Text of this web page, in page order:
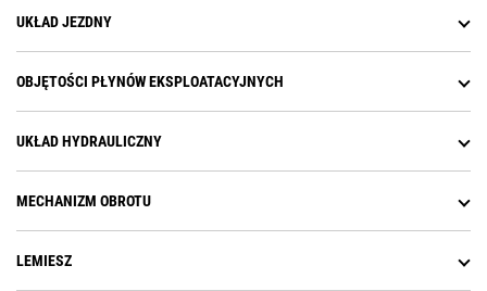
UKŁAD JEZDNY
OBJĘTOŚCI PŁYNÓW EKSPLOATACYJNYCH
UKŁAD HYDRAULICZNY
MECHANIZM OBROTU
LEMIESZ